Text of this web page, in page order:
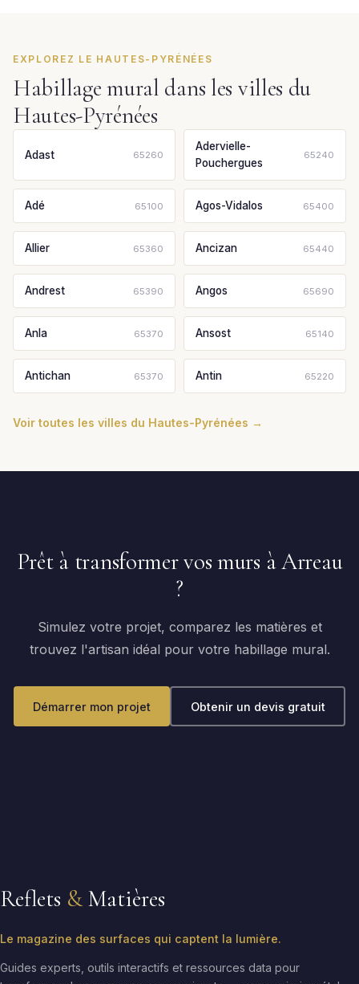
EXPLOREZ LE HAUTES-PYRÉNÉES
Habillage mural dans les villes du
Hautes-Pyrénées
Adast 65260
Adervielle-
Pouchergues
65240
Adé 65100 Agos-Vidalos 65400
Allier 65360 Ancizan 65440
Andrest 65390 Angos 65690
Anla 65370 Ansost 65140
Antichan 65370 Antin 65220
Voir toutes les villes du Hautes-Pyrénées →
Prêt à transformer vos murs à Arreau
?
Simulez votre projet, comparez les matières et
trouvez l'artisan idéal pour votre habillage mural.
Démarrer mon projet Obtenir un devis gratuit
Reflets & Matières
Le magazine des surfaces qui captent la lumière.
Guides experts, outils interactifs et ressources data pour